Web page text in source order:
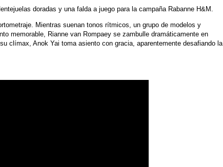
doradas y una falda a juego para la campaña Rabanne H&M.
Mientras suenan tonos rítmicos, un grupo de modelos y
memorable, Rianne van Rompaey se zambulle dramáticamente en
clímax, Anok Yai toma asiento con gracia, aparentemente desafiando la